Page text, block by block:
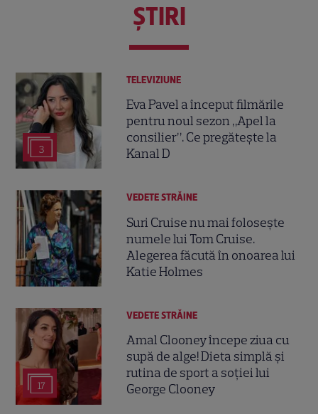
ŞTIRI
3
TELEVIZIUNE
Eva Pavel a început filmările
pentru noul sezon „Apel la
consilier”. Ce pregătește la
Kanal D
VEDETE STRĂINE
Suri Cruise nu mai folosește
numele lui Tom Cruise.
Alegerea făcută în onoarea lui
Katie Holmes
17
VEDETE STRĂINE
Amal Clooney începe ziua cu
supă de alge! Dieta simplă și
rutina de sport a soției lui
George Clooney